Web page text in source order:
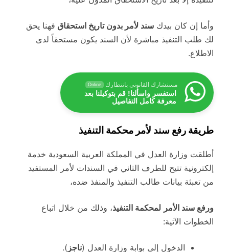
وأما إن كان بيدك سند لأمر بدون تاريخ استحقاق فهنا يحق
لك طلب التنفيذ مباشرة لأن السند يكون مستحقاً لدى
الاطلاع.
مستشارك القانوني بانتظارك Online
استفسر واسألنا! قم بتوكيلنا بعد
معرفة كامل التفاصيل
طريقة رفع سند لأمر محكمة التنفيذ
أطلقت وزارة العدل في المملكة العربية السعودية خدمة
إلكترونية تتيح للطرف الثاني في السندات لأمر المستفيد
من تعبئة بيانات طالب التنفيذ والمنفذ ضده،
ورفع سند الأمر لمحكمة التنفيذ، وذلك من خلال اتباع
الخطوات الآتية:
الدخول إلى بوابة وزارة العدل (ناجز ).